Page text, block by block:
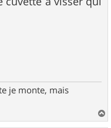
je monte, mais
a